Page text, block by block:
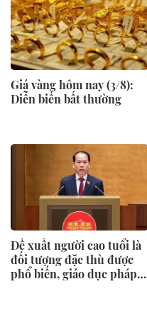
Giá vàng hôm nay (3/8):
Diễn biến bất thường
Đề xuất người cao tuổi là
đối tượng đặc thù được
phổ biến, giáo dục pháp